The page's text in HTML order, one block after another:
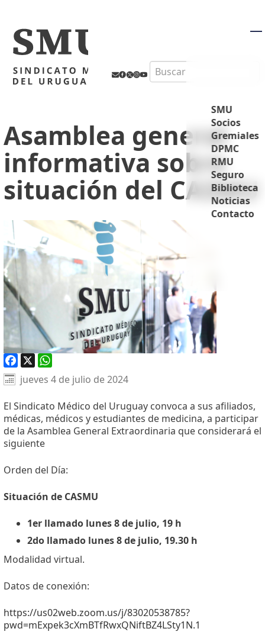
Search
SMU
Socios
Gremiales
DPMC
RMU
Seguro
Biblioteca
Noticias
Contacto
Asamblea general
informativa sobre
situación del CASMU
Facebook
X WhatsApp
jueves 4 de julio de 2024
El Sindicato Médico del Uruguay convoca a sus afiliados,
médicas, médicos y estudiantes de medicina, a participar
de la Asamblea General Extraordinaria que considerará el
siguiente
Orden del Día:
Situación de CASMU
1er llamado lunes 8 de julio, 19 h
2do llamado lunes 8 de julio, 19.30 h
Modalidad virtual.
Datos de conexión:
https://us02web.zoom.us/j/83020538785?
pwd=mExpek3cXmBTfRwxQNiftBZ4LSty1N.1